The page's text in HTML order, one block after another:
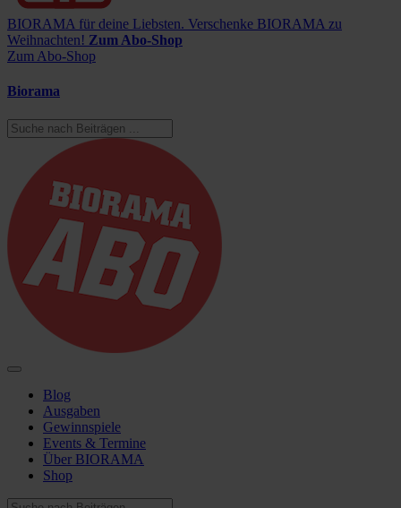
BIORAMA für deine Liebsten. Verschenke BIORAMA zu
Weihnachten! Zum Abo-Shop
Zum Abo-Shop
Biorama
Blog
Ausgaben
Gewinnspiele
Events & Termine
Über BIORAMA
Shop